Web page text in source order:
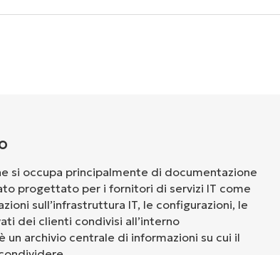
si occupa principalmente di documentazione
progettato per i fornitori di servizi IT come
sull’infrastruttura IT, le configurazioni, le
dei clienti condivisi all’interno
un archivio centrale di informazioni su cui il